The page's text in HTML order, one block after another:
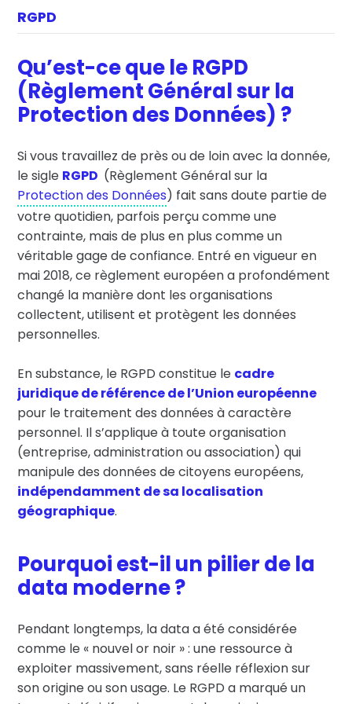
RGPD
Qu’est-ce que le RGPD
(Règlement Général sur la
Protection des Données) ?
Si vous travaillez de près ou de loin avec la donnée,
le sigle RGPD (Règlement Général sur la
Protection des Données) fait sans doute partie de
votre quotidien, parfois perçu comme une
contrainte, mais de plus en plus comme un
véritable gage de confiance. Entré en vigueur en
mai 2018, ce règlement européen a profondément
changé la manière dont les organisations
collectent, utilisent et protègent les données
personnelles.
En substance, le RGPD constitue le cadre
juridique de référence de l’Union européenne
pour le traitement des données à caractère
personnel. Il s’applique à toute organisation
(entreprise, administration ou association) qui
manipule des données de citoyens européens,
indépendamment de sa localisation
géographique.
Pourquoiest-il un pilier de la
data moderne ?
Pendant longtemps, la data a été considérée
comme le « nouvel or noir » : une ressource à
exploiter massivement, sans réelle réflexion sur
son origine ou son usage. Le RGPD a marqué un